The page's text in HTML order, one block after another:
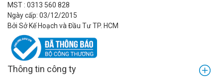
MST : 0313 560 828
Ngày cấp: 03/12/2015
Bởi Sở Kế Hoạch và Đầu Tư TP. HCM
Thông tin công ty